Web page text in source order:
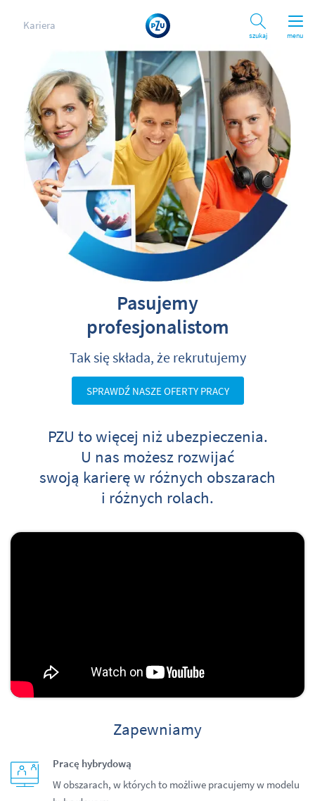
menu
Kariera
Szukaj
Pasujemy
profesjonalistom
Tak się składa, że rekrutujemy
SPRAWDŹ NASZE OFERTY PRACY
PZU to więcej niż ubezpieczenia.
U nas możesz rozwijać
swoją karierę w różnych obszarach
i różnych rolach.
Zapewniamy
Pracę hybrydową
W obszarach, w których to możliwe pracujemy w modelu